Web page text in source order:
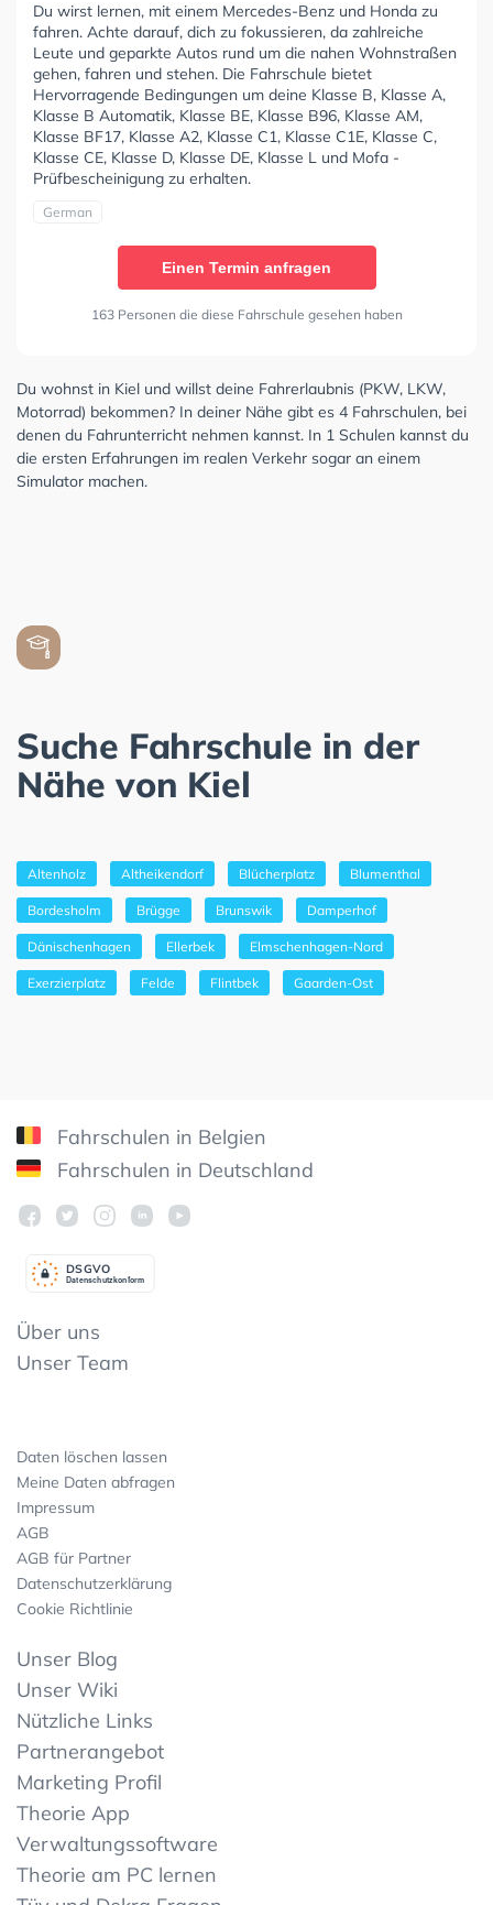
Du wirst lernen, mit einem Mercedes-Benz und Honda zu
fahren. Achte darauf, dich zu fokussieren, da zahlreiche
Leute und geparkte Autos rund um die nahen Wohnstraßen
gehen, fahren und stehen. Die Fahrschule bietet
Hervorragende Bedingungen um deine Klasse B, Klasse A,
Klasse B Automatik, Klasse BE, Klasse B96, Klasse AM,
Klasse BF17, Klasse A2, Klasse C1, Klasse C1E, Klasse C,
Klasse CE, Klasse D, Klasse DE, Klasse L und Mofa -
Prüfbescheinigung zu erhalten.
German
Einen Termin anfragen
163 Personen die diese Fahrschule gesehen haben
Du wohnst in Kiel und willst deine Fahrerlaubnis (PKW, LKW,
Motorrad) bekommen? In deiner Nähe gibt es 4 Fahrschulen, bei
denen du Fahrunterricht nehmen kannst. In 1 Schulen kannst du
die ersten Erfahrungen im realen Verkehr sogar an einem
Simulator machen.
Suche Fahrschule in der
Nähe von Kiel
Altenholz Altheikendorf Blücherplatz Blumenthal
Bordesholm Brügge Brunswik Damperhof
Dänischenhagen Ellerbek Elmschenhagen-Nord
Exerzierplatz Felde Flintbek Gaarden-Ost
Fahrschulen in Belgien
Fahrschulen in Deutschland
Datenschutzkonform
DSGVO
Über uns
Unser Team
Daten löschen lassen
Meine Daten abfragen
Impressum
AGB
AGB für Partner
Datenschutzerklärung
Cookie Richtlinie
Unser Blog
Unser Wiki
Nützliche Links
Partnerangebot
Marketing Profil
Theorie App
Verwaltungssoftware
Theorie am PC lernen